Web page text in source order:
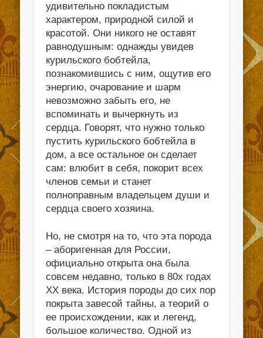
удивительно покладистым
характером, природной силой и
красотой. Они никого не оставят
равнодушным: однажды увидев
курильского бобтейла,
познакомившись с ним, ощутив его
энергию, очарование и шарм
невозможно забыть его, не
вспоминать и вычеркнуть из
сердца. Говорят, что нужно только
пустить курильского бобтейла в
дом, а все остальное он сделает
сам: влюбит в себя, покорит всех
членов семьи и станет
полноправным владельцем души и
сердца своего хозяина.
Но, не смотря на то, что эта порода
– аборигенная для России,
официально открыта она была
совсем недавно, только в 80х годах
ХХ века. История породы до сих пор
покрыта завесой тайны, а теорий о
ее происхождении, как и легенд,
большое количество. Одной из